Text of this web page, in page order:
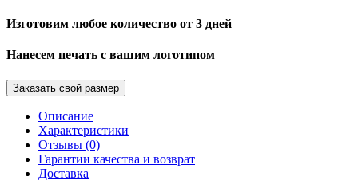
Изготовим любое количество от 3 дней
Нанесем печать с вашим логотипом
Заказать свой размер
Описание
Характеристики
Отзывы (0)
Гарантии качества и возврат
Доставка